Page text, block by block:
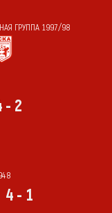
ГРУППА 1997/98
- 2
4 - 1